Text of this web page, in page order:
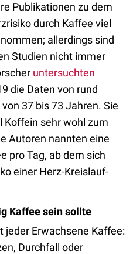
Publikationen zu dem
durch Kaffee viel
allerdings sind
Studien nicht immer
untersuchten
die Daten von rund
37 bis 73 Jahren. Sie
Koffein sehr wohl zum
Autoren nannten eine
pro Tag, ab dem sich
einer Herz-Kreislauf-
Kaffee sein sollte
jeder Erwachsene Kaffee:
Durchfall oder